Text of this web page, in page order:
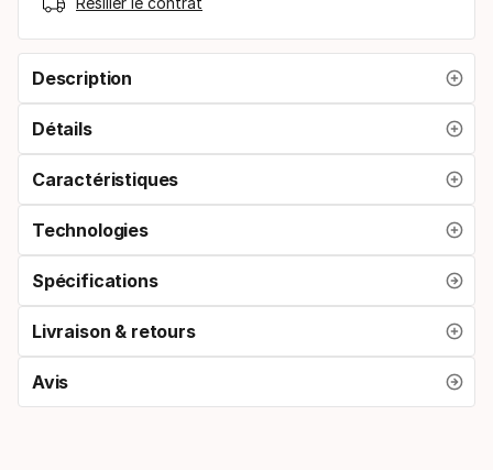
Description
Détails
Caractéristiques
Technologies
Spécifications
Livraison & retours
Avis